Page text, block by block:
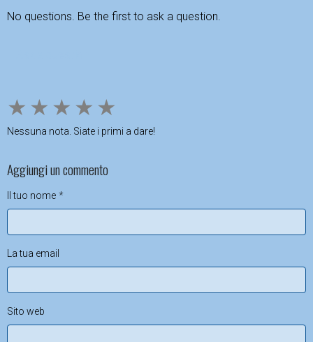
No questions. Be the first to ask a question.
★ ★ ★ ★ ★
Nessuna nota. Siate i primi a dare!
Aggiungi un commento
Il tuo nome
La tua email
Sito web